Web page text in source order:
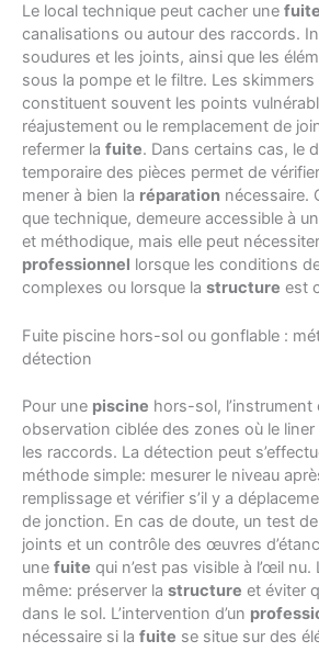
Le local technique peut cacher une fuite
canalisations ou autour des raccords.
soudures et les joints, ainsi que les
sous la pompe et le filtre. Les skimmers
constituent souvent les points
réajustement ou le remplacement de
refermer la fuite. Dans certains cas, le
temporaire des pièces permet de
mener à bien la réparation nécessaire.
que technique, demeure accessible à
et méthodique, mais elle peut nécessiter
professionnel lorsque les conditions
complexes ou lorsque la structure est
Fuite piscine hors-sol ou gonflable :
détection
Pour une piscine hors-sol, l’instrument
observation ciblée des zones où le
les raccords. La détection peut
méthode simple: mesurer le niveau
remplissage et vérifier s’il y a
de jonction. En cas de doute, un test
joints et un contrôle des œuvres
une fuite qui n’est pas visible à l’œil nu.
même: préserver la structure et éviter
dans le sol. L’intervention d’un
nécessaire si la fuite se situe sur des